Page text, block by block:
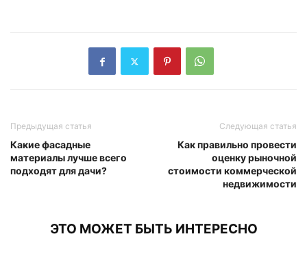
Предыдущая статья
Какие фасадные
материалы лучше всего
подходят для дачи?
Следующая статья
Как правильно провести
оценку рыночной
стоимости коммерческой
недвижимости
ЭТО МОЖЕТ БЫТЬ ИНТЕРЕСНО